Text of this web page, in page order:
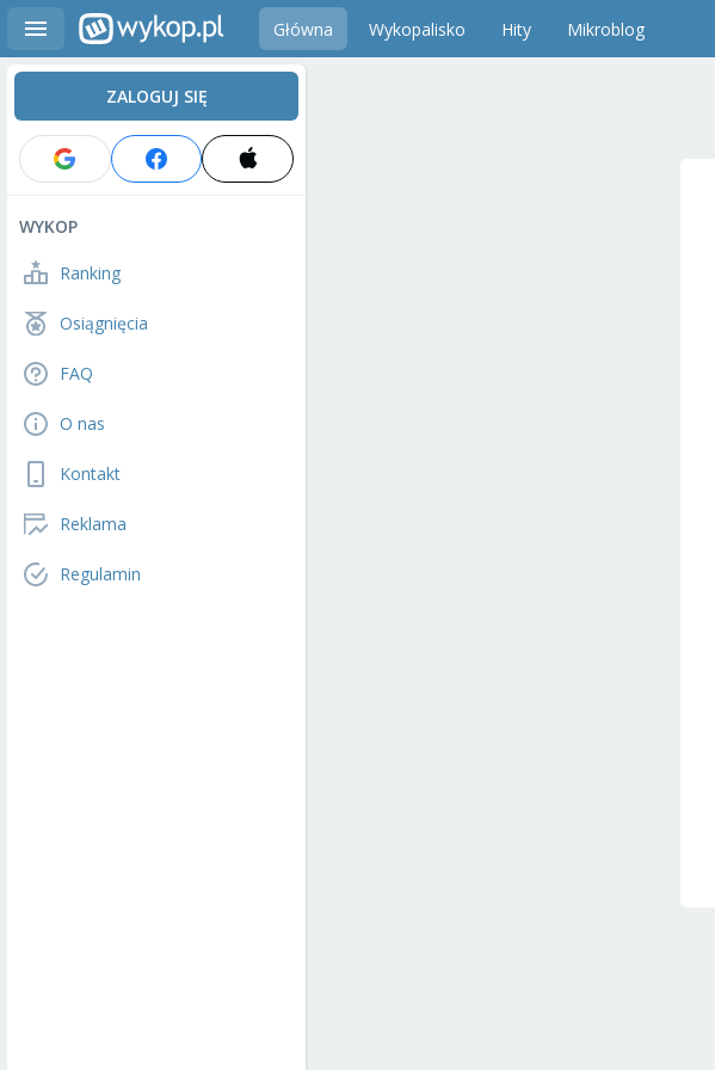
Główna Wykopalisko Hity Mikroblog
ZALOGUJ SIĘ
WYKOP
Ranking
Osiągnięcia
FAQ
O nas
Kontakt
Reklama
Regulamin